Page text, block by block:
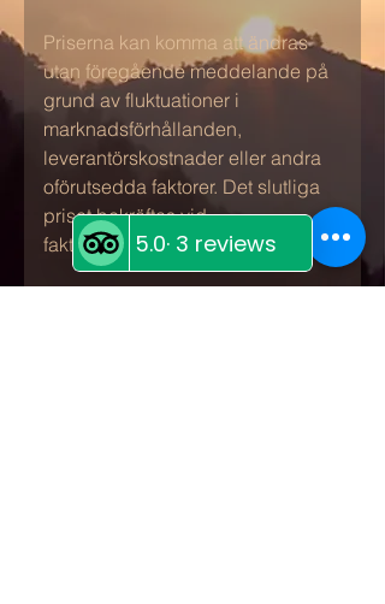
Priserna kan komma att ändras
utan föregående meddelande på
grund av fluktuationer i
marknadsförhållanden,
leverantörskostnader eller andra
oförutsedda faktorer. Det slutliga
priset bekräftas vid
faktureringstillfället.